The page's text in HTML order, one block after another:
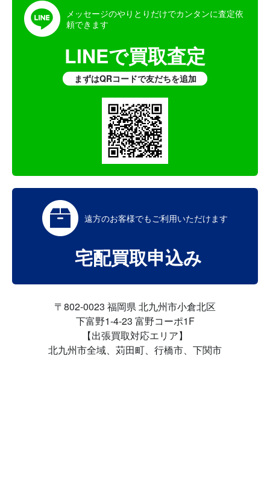
メッセージのやりとりだけでカンタンに査定依
頼できます
LINEで買取査定
まずはQRコードで友だちを追加
遠方のお客様でもご利用いただけます
宅配買取申込み
〒802-0023 福岡県 北九州市小倉北区
下富野1-4-23 富野コーポ1F
【出張買取対応エリア】
北九州市全域、苅田町、行橋市、下関市